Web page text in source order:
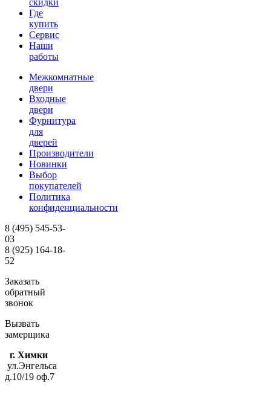
скидки
Где
купить
Сервис
Наши
работы
Межкомнатные
двери
Входные
двери
Фурнитура
для
дверей
Производители
Новинки
Выбор
покупателей
Политика
конфиденциальности
8 (495) 545-53-
03
8 (925) 164-18-
52
Заказать
обратный
звонок
Вызвать
замерщика
г. Химки
ул.Энгельса
д.10/19 оф.7